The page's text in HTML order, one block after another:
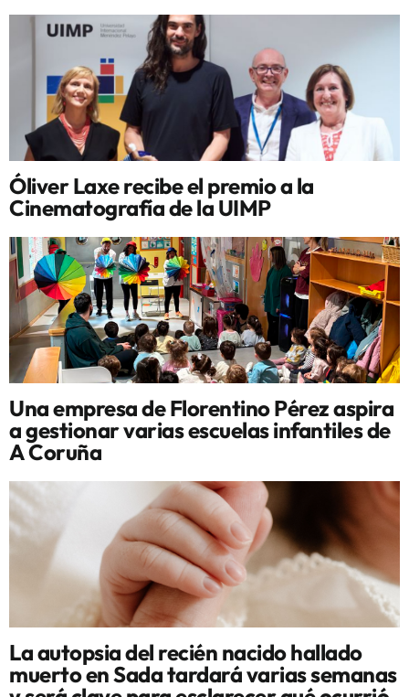
Óliver Laxe recibe el premio a la
Cinematografía de la UIMP
Una empresa de Florentino Pérez aspira
a gestionar varias escuelas infantiles de
A Coruña
La autopsia del recién nacido hallado
muerto en Sada tardará varias semanas